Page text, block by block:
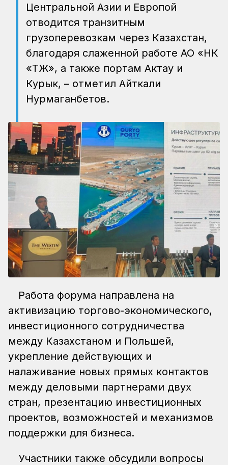
Центральной Азии и Европой
отводится транзитным
грузоперевозкам через Казахстан,
благодаря слаженной работе АО «НК
«ҚТЖ», а также портам Актау и
Курык, – отметил Айткали
Нурмаганбетов.
Работа форума направлена на
активизацию торгово-экономического,
инвестиционного сотрудничества
между Казахстаном и Польшей,
укрепление действующих и
налаживание новых прямых контактов
между деловыми партнерами двух
стран, презентацию инвестиционных
проектов, возможностей и механизмов
поддержки для бизнеса.
Участники также обсудили вопросы